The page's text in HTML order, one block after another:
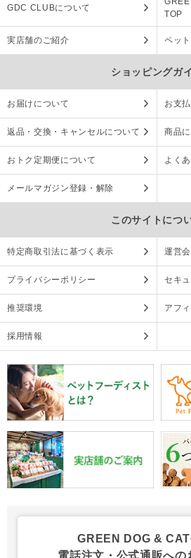
GDC CLUBについて
TOP
実店舗のご紹介 ペッ
ショッピングガ
お届けについて お支
返品・交換・キャンセルについて 商品
おトク定期便について よく
メールマガジン登録・解除
このサイトにつ
特定商取引法に基づく表示 運営
プライバシーポリシー セキ
推奨環境 アフ
採用情報
GREEN DOG &
電話注文・公式通販への